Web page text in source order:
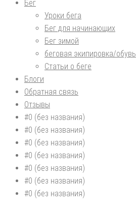
Бег
Уроки бега
Бег для начинающих
Бег зимой
беговая экипировка/обувь
Статьи о беге
Блоги
Обратная связь
Отзывы
#0 (без названия)
#0 (без названия)
#0 (без названия)
#0 (без названия)
#0 (без названия)
#0 (без названия)
#0 (без названия)